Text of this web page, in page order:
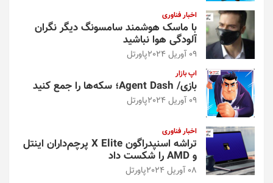
اخبار فناوری
با ماسک هوشمند سامسونگ دیگر نگران
آلودگی هوا نباشید
09 آوریل 2024 پاورتل
اپ بازار
بازی/ Agent Dash؛ سکه‌ها را جمع کنید
09 آوریل 2024 پاورتل
اخبار فناوری
تراشه اسنپدراگون X Elite پرچم‌داران اینتل
و AMD را شکست داد
08 آوریل 2024 پاورتل